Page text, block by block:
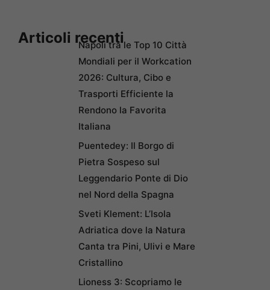
Articoli recentiNapoli tra le Top 10 Città
Mondiali per il Workcation
2026: Cultura, Cibo e
Trasporti Efficiente la
Rendono la Favorita
Italiana
Puentedey: Il Borgo di
Pietra Sospeso sul
Leggendario Ponte di Dio
nel Nord della Spagna
Sveti Klement: L’Isola
Adriatica dove la Natura
Canta tra Pini, Ulivi e Mare
Cristallino
Lioness 3: Scopriamo le